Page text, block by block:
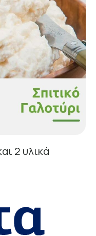
2 υλικά